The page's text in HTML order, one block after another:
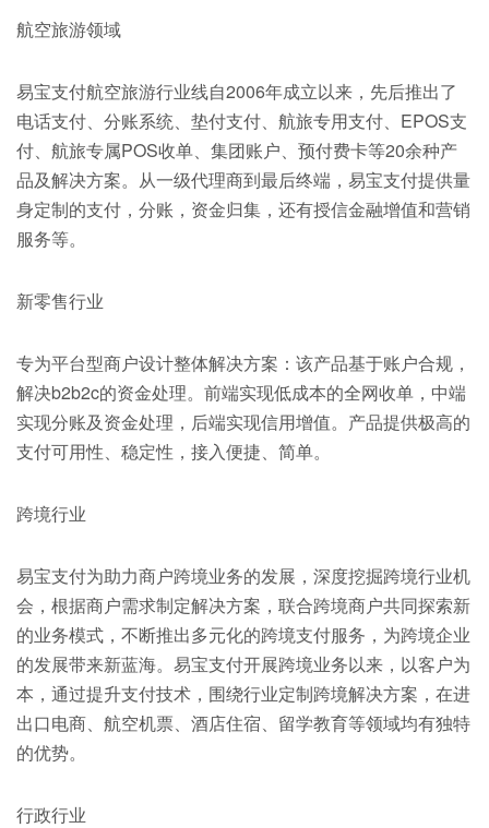
航空旅游领域
易宝支付航空旅游行业线自2006年成立以来，先后推出了
电话支付、分账系统、垫付支付、航旅专用支付、EPOS支
付、航旅专属POS收单、集团账户、预付费卡等20余种产
品及解决方案。从一级代理商到最后终端，易宝支付提供量
身定制的支付，分账，资金归集，还有授信金融增值和营销
服务等。
新零售行业
专为平台型商户设计整体解决方案：该产品基于账户合规，
解决b2b2c的资金处理。前端实现低成本的全网收单，中端
实现分账及资金处理，后端实现信用增值。产品提供极高的
支付可用性、稳定性，接入便捷、简单。
跨境行业
易宝支付为助力商户跨境业务的发展，深度挖掘跨境行业机
会，根据商户需求制定解决方案，联合跨境商户共同探索新
的业务模式，不断推出多元化的跨境支付服务，为跨境企业
的发展带来新蓝海。易宝支付开展跨境业务以来，以客户为
本，通过提升支付技术，围绕行业定制跨境解决方案，在进
出口电商、航空机票、酒店住宿、留学教育等领域均有独特
的优势。
行政行业